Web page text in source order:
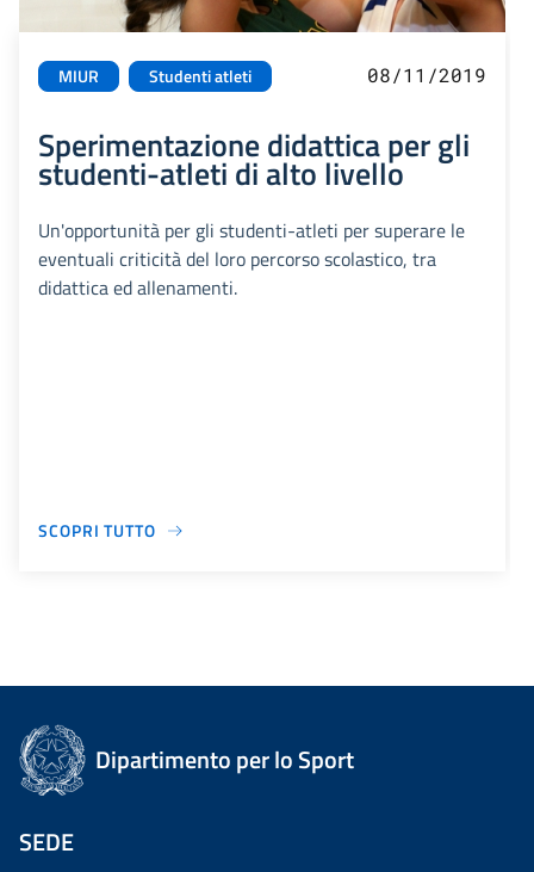
MIUR Studenti atleti 08/11/2019
Sperimentazione didattica per gli
studenti-atleti di alto livello
Un'opportunità per gli studenti-atleti per superare le
eventuali criticità del loro percorso scolastico, tra
didattica ed allenamenti.
SCOPRI TUTTO
Dipartimento per lo Sport
SEDE